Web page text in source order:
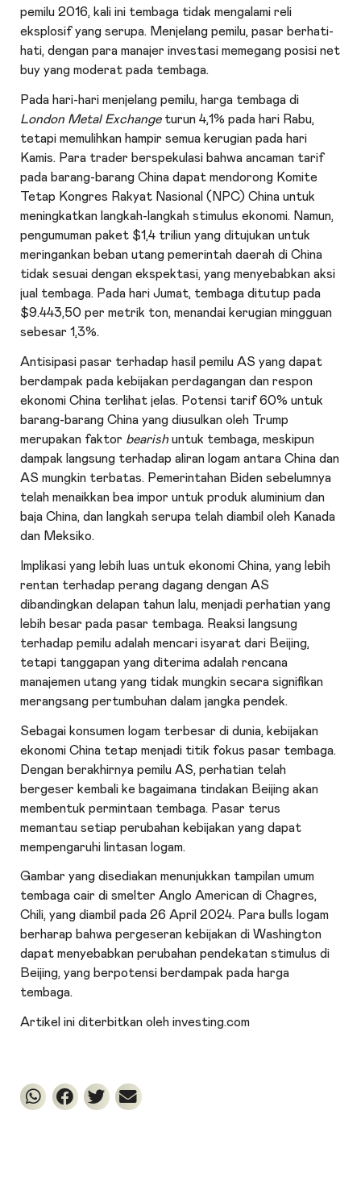
pemilu 2016, kali ini tembaga tidak mengalami reli
eksplosif yang serupa. Menjelang pemilu, pasar berhati-
hati, dengan para manajer investasi memegang posisi net
buy yang moderat pada tembaga.
Pada hari-hari menjelang pemilu, harga tembaga di
London Metal Exchangeturun 4,1% pada hari Rabu,
tetapi memulihkan hampir semua kerugian pada hari
Kamis. Para trader berspekulasi bahwa ancaman tarif
pada barang-barang China dapat mendorong Komite
Tetap Kongres Rakyat Nasional (NPC) China untuk
meningkatkan langkah-langkah stimulus ekonomi. Namun,
pengumuman paket $1,4 triliun yang ditujukan untuk
meringankan beban utang pemerintah daerah di China
tidak sesuai dengan ekspektasi, yang menyebabkan aksi
jual tembaga. Pada hari Jumat, tembaga ditutup pada
$9.443,50 per metrik ton, menandai kerugian mingguan
sebesar 1,3%.
Antisipasi pasar terhadap hasil pemilu AS yang dapat
berdampak pada kebijakan perdagangan dan respon
ekonomi China terlihat jelas. Potensi tarif 60% untuk
barang-barang China yang diusulkan oleh Trump
merupakan faktor bearishuntuk tembaga, meskipun
dampak langsung terhadap aliran logam antara China dan
AS mungkin terbatas. Pemerintahan Biden sebelumnya
telah menaikkan bea impor untuk produk aluminium dan
baja China, dan langkah serupa telah diambil oleh Kanada
dan Meksiko.
Implikasi yang lebih luas untuk ekonomi China, yang lebih
rentan terhadap perang dagang dengan AS
dibandingkan delapan tahun lalu, menjadi perhatian yang
lebih besar pada pasar tembaga. Reaksi langsung
terhadap pemilu adalah mencari isyarat dari Beijing,
tetapi tanggapan yang diterima adalah rencana
manajemen utang yang tidak mungkin secara signifikan
merangsang pertumbuhan dalam jangka pendek.
Sebagai konsumen logam terbesar di dunia, kebijakan
ekonomi China tetap menjadi titik fokus pasar tembaga.
Dengan berakhirnya pemilu AS, perhatian telah
bergeser kembali ke bagaimana tindakan Beijing akan
membentuk permintaan tembaga. Pasar terus
memantau setiap perubahan kebijakan yang dapat
mempengaruhi lintasan logam.
Gambar yang disediakan menunjukkan tampilan umum
tembaga cair di smelter Anglo American di Chagres,
Chili, yang diambil pada 26 April 2024. Para bulls logam
berharap bahwa pergeseran kebijakan di Washington
dapat menyebabkan perubahan pendekatan stimulus di
Beijing, yang berpotensi berdampak pada harga
tembaga.
Artikel ini diterbitkan oleh investing.com